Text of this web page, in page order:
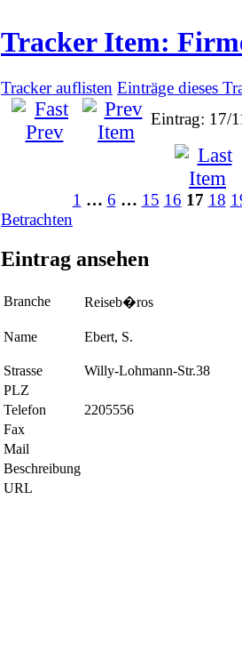
Tracker Item:
Tracker auflisten Einträge dieses
Eintrag: 17/
1 … 6 … 15 16 17 18
Betrachten
Eintrag ansehen
Branche Reiseb�ros
Name Ebert, S.
Strasse
Willy-Lohmann-Str.38
PLZ
Telefon
2205556
Fax
Mail
Beschreibung
URL